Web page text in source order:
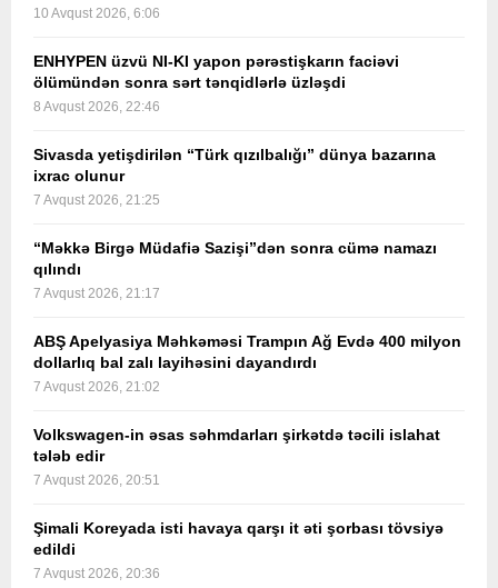
10 Avqust 2026, 6:06
ENHYPEN üzvü NI-KI yapon pərəstişkarın faciəvi
ölümündən sonra sərt tənqidlərlə üzləşdi
8 Avqust 2026, 22:46
Sivasda yetişdirilən “Türk qızılbalığı” dünya bazarına
ixrac olunur
7 Avqust 2026, 21:25
“Məkkə Birgə Müdafiə Sazişi”dən sonra cümə namazı
qılındı
7 Avqust 2026, 21:17
ABŞ Apelyasiya Məhkəməsi Trampın Ağ Evdə 400 milyon
dollarlıq bal zalı layihəsini dayandırdı
7 Avqust 2026, 21:02
Volkswagen-in əsas səhmdarları şirkətdə təcili islahat
tələb edir
7 Avqust 2026, 20:51
Şimali Koreyada isti havaya qarşı it əti şorbası tövsiyə
edildi
7 Avqust 2026, 20:36